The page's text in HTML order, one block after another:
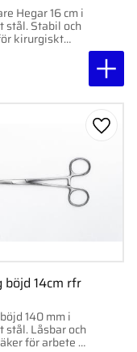
Hegar 16 cm i
stål. Stabil och
kirurgiskt
böjd 14cm rfr
140 mm i
stål. Låsbar och
för arbete i
Lägg